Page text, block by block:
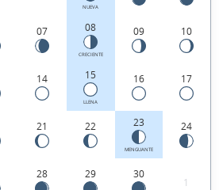
Argentina.
NUEVA
07 08
CRECIENTE
09 10
14 15
LLENA
16 17
21 22 23
MENGUANTE
24
28 29 30
1